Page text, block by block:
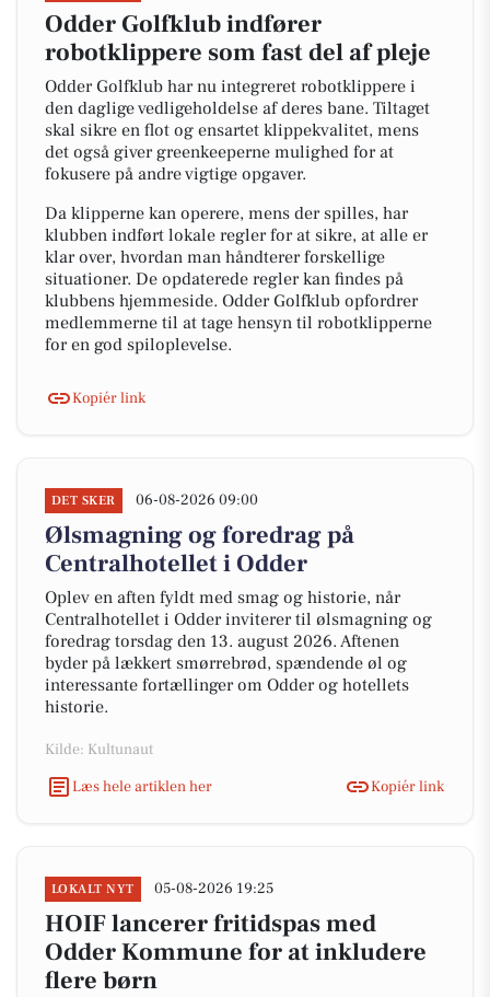
Odder Golfklub indfører
robotklippere som fast del af pleje
Odder Golfklub har nu integreret robotklippere i
den daglige vedligeholdelse af deres bane. Tiltaget
skal sikre en flot og ensartet klippekvalitet, mens
det også giver greenkeeperne mulighed for at
fokusere på andre vigtige opgaver.
Da klipperne kan operere, mens der spilles, har
klubben indført lokale regler for at sikre, at alle er
klar over, hvordan man håndterer forskellige
situationer. De opdaterede regler kan findes på
klubbens hjemmeside. Odder Golfklub opfordrer
medlemmerne til at tage hensyn til robotklipperne
for en god spiloplevelse.
Kopiér link
DET SKER 06-08-2026 09:00
Ølsmagning og foredrag på
Centralhotellet i Odder
Oplev en aften fyldt med smag og historie, når
Centralhotellet i Odder inviterer til ølsmagning og
foredrag torsdag den 13. august 2026. Aftenen
byder på lækkert smørrebrød, spændende øl og
interessante fortællinger om Odder og hotellets
historie.
Kilde: Kultunaut
Læs hele artiklen her
Kopiér link
LOKALT NYT 05-08-2026 19:25
HOIF lancerer fritidspas med
Odder Kommune for at inkludere
flere børn